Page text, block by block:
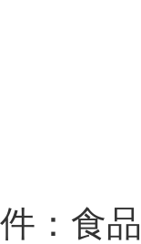
：食